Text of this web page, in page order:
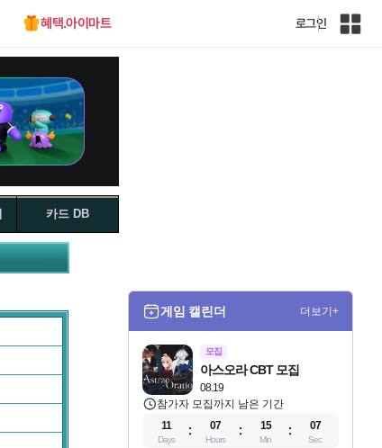
혜택.아이마트 로그인
인
카드 DB
게임 캘린더 더보기+
모집
08.19
아스오라 CBT 모집
참가자 모집까지 남은 기간
11
Days
07
Hours
15
Min
07
Sec